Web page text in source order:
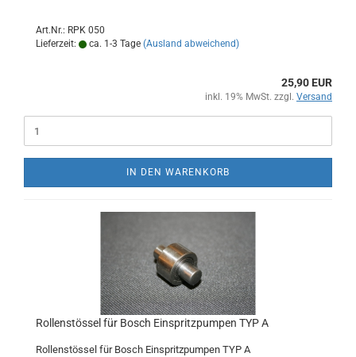
Art.Nr.: RPK 050
Lieferzeit:
ca. 1-3 Tage (Ausland abweichend)
25,90 EUR
inkl. 19% MwSt. zzgl. Versand
IN DEN WARENKORB
Rollenstössel für Bosch Einspritzpumpen TYP A
Rollenstössel für Bosch Einspritzpumpen TYP A